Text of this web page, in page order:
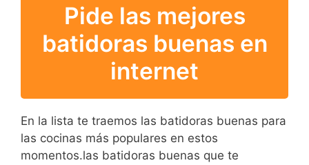
Pide las mejores
batidoras buenas en
internet
En la lista te traemos las batidoras buenas para
las cocinas más populares en estos
momentos.las batidoras buenas que te